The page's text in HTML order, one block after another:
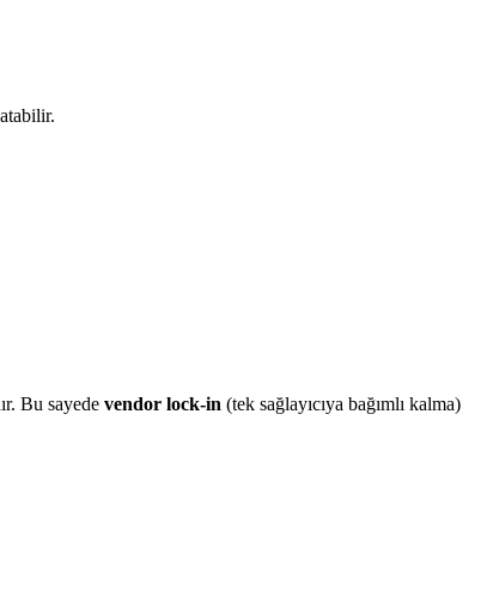
Bu sayede vendor lock-in (tek sağlayıcıya bağımlı kalma)